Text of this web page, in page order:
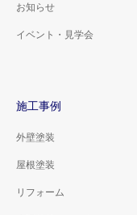
お知らせ
イベント・見学会
施工事例
外壁塗装
屋根塗装
リフォーム